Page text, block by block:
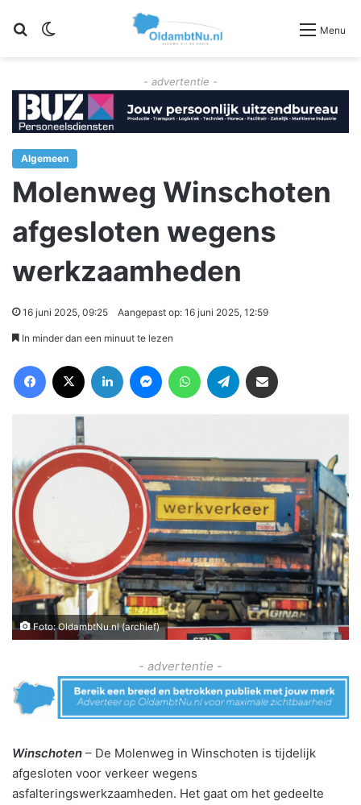
Zoeken Menu
- advertentie -
Algemeen
Molenweg Winschoten
afgesloten wegens
werkzaamheden
16 juni 2025, 09:25 Aangepast op: 16 juni 2025, 12:59
In minder dan een minuut te lezen
Foto: OldambtNu.nl (archief)
- advertentie -
Winschoten – De Molenweg in Winschoten is tijdelijk
afgesloten voor verkeer wegens
asfalteringswerkzaamheden. Het gaat om het gedeelte